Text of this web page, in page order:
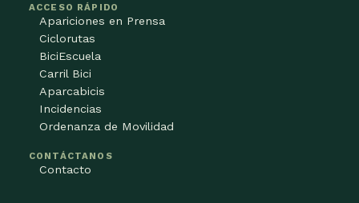
ACCESO RÁPIDO
Apariciones en Prensa
Ciclorutas
BiciEscuela
Carril Bici
Aparcabicis
Incidencias
Ordenanza de Movilidad
CONTÁCTANOS
Contacto